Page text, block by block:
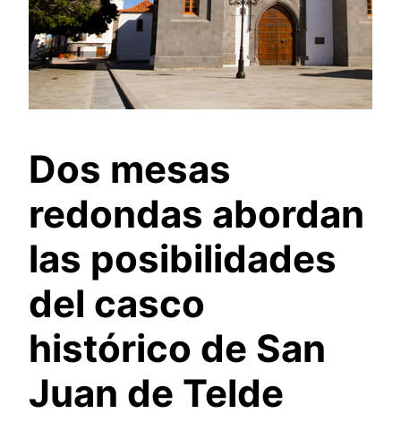
Dos mesas
redondas abordan
las posibilidades
del casco
histórico de San
Juan de Telde